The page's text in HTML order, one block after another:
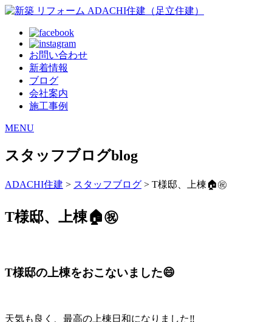
お問い合わせ
新着情報
ブログ
会社案内
施工事例
MENU
スタッフブログblog
ADACHI住建 > スタッフブログ > T様邸、上棟🏠㊗️
T様邸、上棟🏠㊗️
T様邸の上棟をおこないました😄
天気も良く、最高の上棟日和になりました‼︎